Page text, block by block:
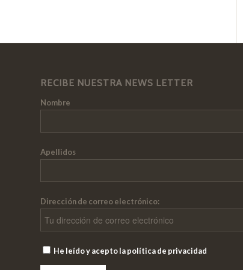
RECIBE NUESTRA NEWS LETTER
Nombre
Apellidos
Dirección de correo electrónico:
He leído y acepto la política de privacidad